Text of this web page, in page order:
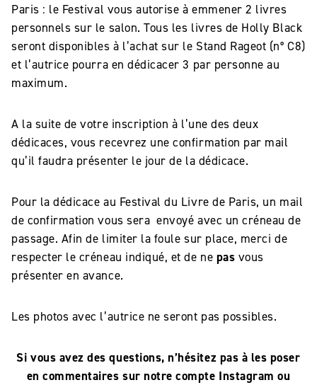
Paris : le Festival vous autorise à emmener 2 livres
personnels sur le salon. Tous les livres de Holly Black
seront disponibles à l’achat sur le Stand Rageot (n° C8)
et l’autrice pourra en dédicacer 3 par personne au
maximum.
A la suite de votre inscription à l’une des deux
dédicaces, vous recevrez une confirmation par mail
qu’il faudra présenter le jour de la dédicace.
Pour la dédicace au Festival du Livre de Paris, un mail
de confirmation vous sera envoyé avec un créneau de
passage. Afin de limiter la foule sur place, merci de
respecter le créneau indiqué, et de ne pas vous
présenter en avance.
Les photos avec l’autrice ne seront pas possibles.
Si vous avez des questions, n’hésitez pas à les poser
en commentaires sur notre compte Instagram ou